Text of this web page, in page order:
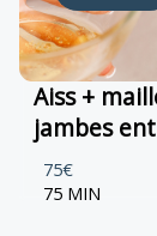
Aiss +
jambes
75€
75 MIN